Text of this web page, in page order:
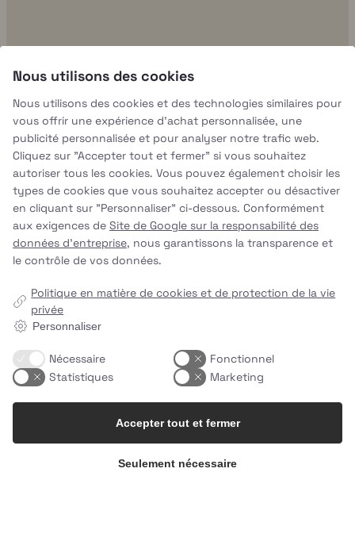
...
uhhmami.food
4 août
Nous utilisons des cookies
Nous utilisons des cookies et des technologies similaires pour
vous offrir une expérience d'achat personnalisée, une
publicité personnalisée et pour analyser notre trafic web.
Cliquez sur "Accepter tout et fermer" si vous souhaitez
autoriser tous les cookies. Vous pouvez également choisir les
types de cookies que vous souhaitez accepter ou désactiver
en cliquant sur "Personnaliser" ci-dessous. Conformément
aux exigences de Site de Google sur la responsabilité des
données d'entreprise, nous garantissons la transparence et
le contrôle de vos données.
Politique en matière de cookies et de protection de la vie
privée
Personnaliser
Nécessaire
Fonctionnel
Statistiques
Marketing
Seulement nécessaire
Accepter tout et fermer